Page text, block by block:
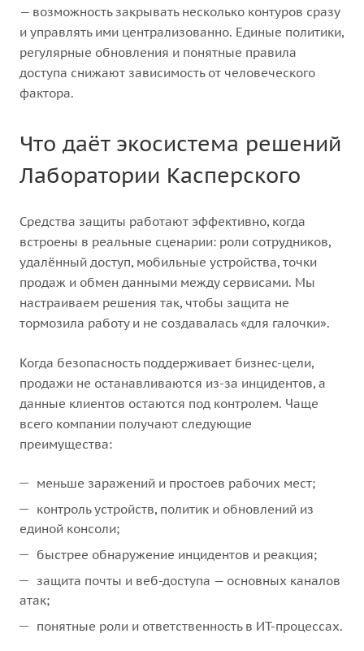
— возможность закрывать несколько контуров сразу
и управлять ими централизованно. Единые политики,
регулярные обновления и понятные правила
доступа снижают зависимость от человеческого
фактора.
Что даёт экосистема решений
Лаборатории Касперского
Средства защиты работают эффективно, когда
встроены в реальные сценарии: роли сотрудников,
удалённый доступ, мобильные устройства, точки
продаж и обмен данными между сервисами. Мы
настраиваем решения так, чтобы защита не
тормозила работу и не создавалась «для галочки».
Когда безопасность поддерживает бизнес-цели,
продажи не останавливаются из-за инцидентов, а
данные клиентов остаются под контролем. Чаще
всего компании получают следующие
преимущества:
меньше заражений и простоев рабочих мест;
контроль устройств, политик и обновлений из
единой консоли;
быстрее обнаружение инцидентов и реакция;
защита почты и веб-доступа — основных каналов
атак;
понятные роли и ответственность в ИТ-процессах.